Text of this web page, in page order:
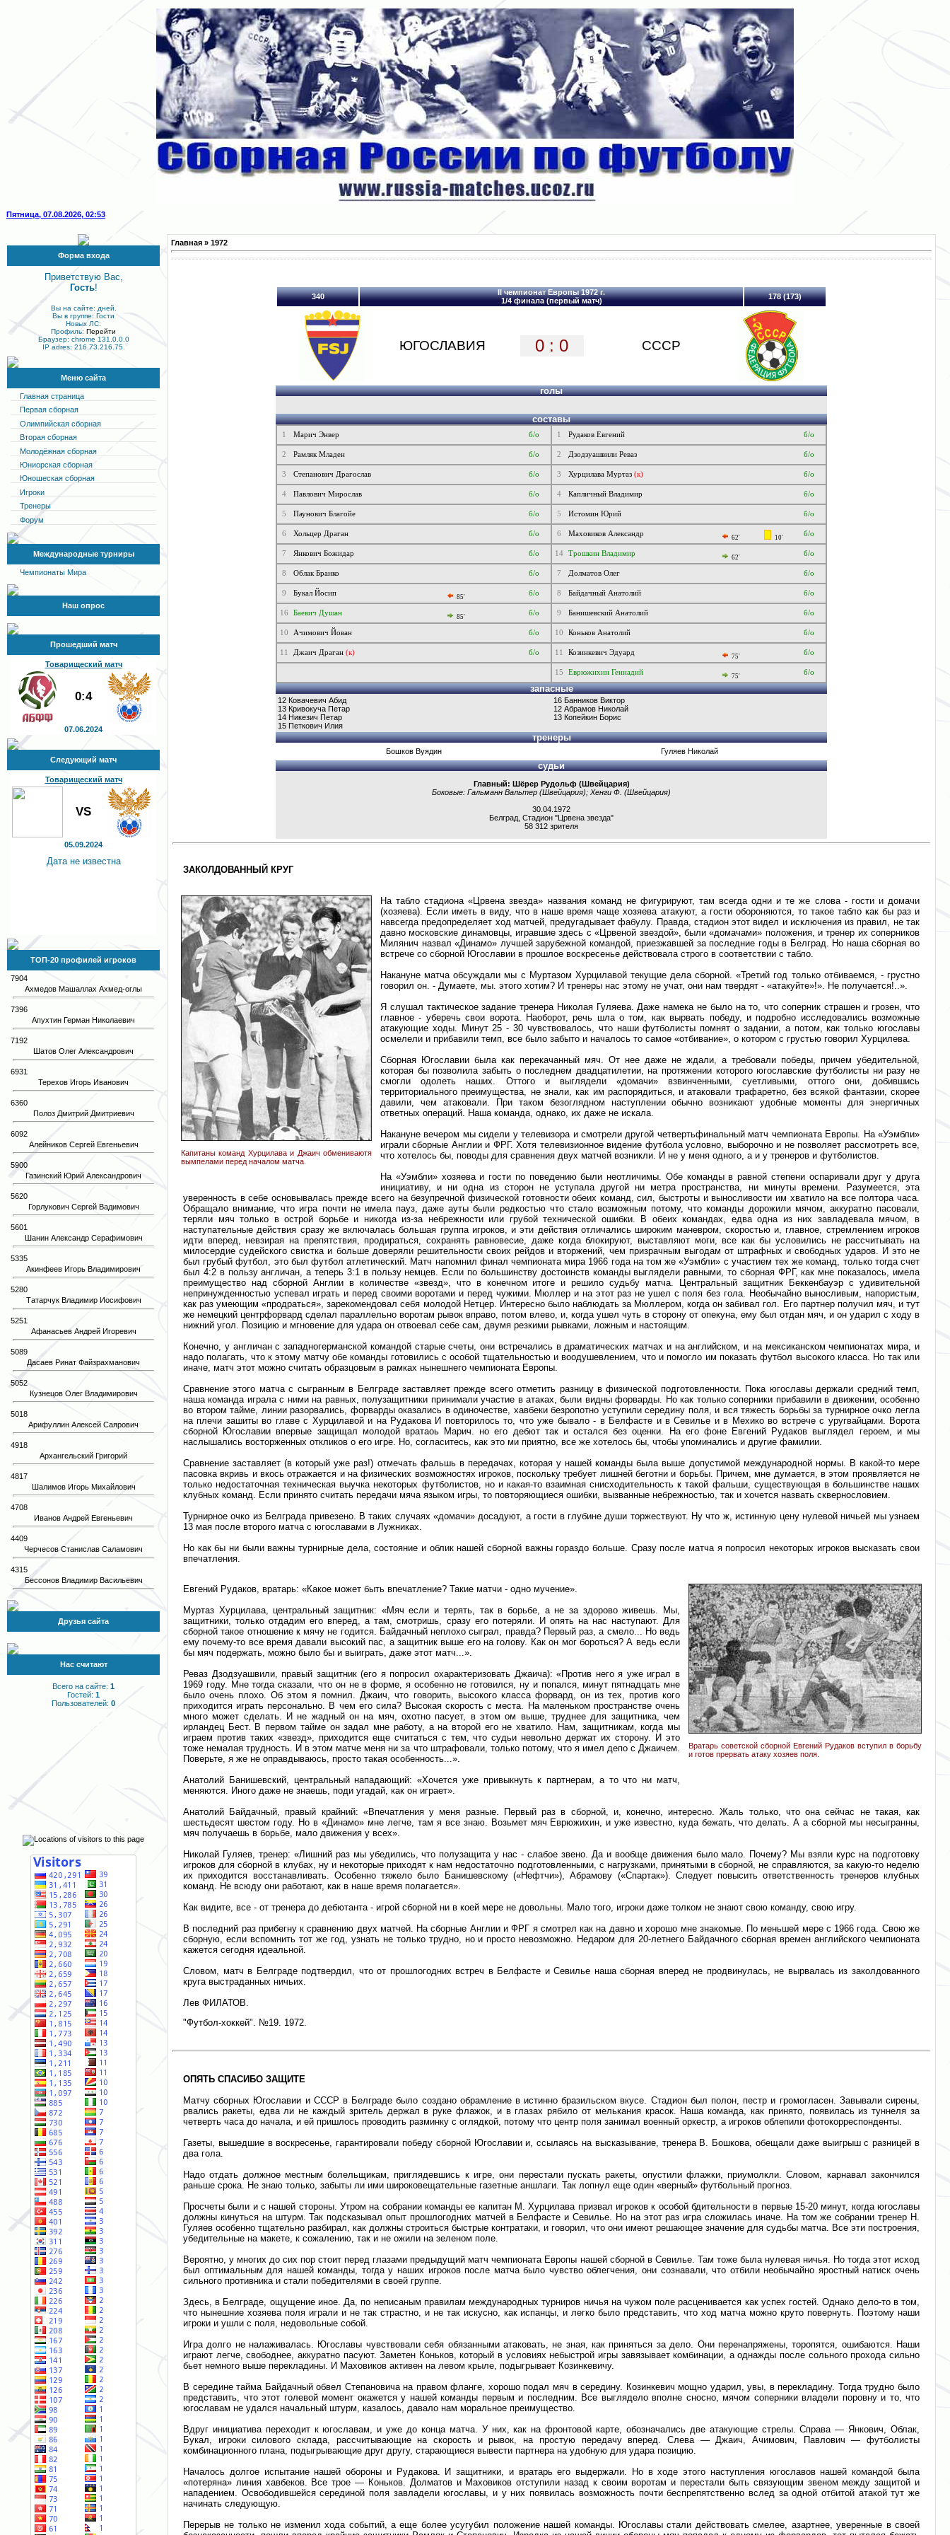
Пятница, 07.08.2026, 02:53
Форма входа
Приветствую Вас,
Гость!
Вы на сайте: дней.
Вы в группе: Гости
Новых ЛС:
Профиль: Перейти
Браузер: chrome 131.0.0.0
IP adres: 216.73.216.75.
Меню сайта
Главная страница
Первая сборная
Олимпийская сборная
Вторая сборная
Молодёжная сборная
Юниорская сборная
Юношеская сборная
Игроки
Тренеры
Форум
Международные турниры
Чемпионаты Мира
Наш опрос
Прошедший матч
Товарищеский матч
0:4
07.06.2024
Следующий матч
Товарищеский матч
VS
05.09.2024
Дата не известна
ТОП-20 профилей игроков
7904
Ахмедов Машаллах Ахмед-оглы
7396
Апухтин Герман Николаевич
7192
Шатов Олег Александрович
6931
Терехов Игорь Иванович
6360
Полоз Дмитрий Дмитриевич
6092
Алейников Сергей Евгеньевич
5900
Газинский Юрий Александрович
5620
Горлукович Сергей Вадимович
5601
Шанин Александр Серафимович
5335
Акинфеев Игорь Владимирович
5280
Татарчук Владимир Иосифович
5251
Афанасьев Андрей Игоревич
5089
Дасаев Ринат Файзрахманович
5052
Кузнецов Олег Владимирович
5018
Арифуллин Алексей Саярович
4918
Архангельский Григорий
4817
Шалимов Игорь Михайлович
4708
Иванов Андрей Евгеньевич
4409
Черчесов Станислав Саламович
4315
Бессонов Владимир Васильевич
Друзья сайта
Нас считают
Всего на сайте: 1
Гостей: 1
Пользователей: 0
Главная » 1972
340
II чемпионат Европы 1972 г.
1/4 финала (первый матч)
178 (173)
ЮГОСЛАВИЯ 0 : 0 СССР
голы
составы
1 Марич Энвер б/о
2 Рамляк Младен б/о
3 Степанович Драгослав б/о
4 Павлович Мирослав б/о
5 Паунович Благойе б/о
6 Хольцер Драган б/о
7 Янкович Божидар б/о
8 Облак Бранко б/о
9 Букал Йосип 85' б/о
16 Баевич Душан 85' б/о
10 Ачимович Йован б/о
11 Джаич Драган (к) б/о
1 Рудаков Евгений б/о
2 Дзодзуашвили Реваз б/о
3 Хурцилава Муртаз (к) б/о
4 Капличный Владимир б/о
5 Истомин Юрий б/о
6 Маховиков Александр 62' 10' б/о
14 Трошкин Владимир 62' б/о
7 Долматов Олег б/о
8 Байдачный Анатолий б/о
9 Банишевский Анатолий б/о
10 Коньков Анатолий б/о
11 Козинкевич Эдуард 75' б/о
15 Еврюжихин Геннадий 75' б/о
запасные
12 Ковачевич Абид
13 Кривокуча Петар
14 Никезич Петар
15 Петкович Илия
16 Банников Виктор
12 Абрамов Николай
13 Копейкин Борис
тренеры
Бошков Вуядин Гуляев Николай
судьи
Главный: Шёрер Рудольф(Швейцария)
Боковые: Гальманн Вальтер (Швейцария); Хенги Ф. (Швейцария)
30.04.1972
Белград Стадион "Црвена звезда"
58 312 зрителя
ЗАКОЛДОВАННЫЙ КРУГ
Капитаны команд Хурцилава и Джаич обмениваютя
вымпелами перед началом матча.
На табло стадиона «Црвена звезда» названия команд не фигурируют, там всегда одни и те же слова - гости и домачи
(хозяева). Если иметь в виду, что в наше время чаще хозяева атакуют, а гости обороняются, то такое табло как бы раз и
навсегда предопределяет ход матчей, предугадывает фабулу. Правда, стадион этот видел и исключения из правил, не так
давно московские динамовцы, игравшие здесь с «Црвеной звездой», были «домачами» положения, и тренер их соперников
Милянич назвал «Динамо» лучшей зарубежной командой, приезжавшей за последние годы в Белград. Но наша сборная во
встрече со сборной Югославии в прошлое воскресенье действовала строго в соответствии с табло.
Накануне матча обсуждали мы с Муртазом Хурцилавой текущие дела сборной. «Третий год только отбиваемся, - грустно
говорил он. - Думаете, мы. этого хотим? И тренеры нас этому не учат, они нам твердят - «атакуйте»!». Не получается!..».
Я слушал тактическое задание тренера Николая Гуляева. Даже намека не было на то, что соперник страшен и грозен, что
главное - уберечь свои ворота. Наоборот, речь шла о том, как вырвать победу, и подробно исследовались возможные
атакующие ходы. Минут 25 - 30 чувствовалось, что наши футболисты помнят о задании, а потом, как только югославы
осмелели и прибавили темп, все было забыто и началось то самое «отбивание», о котором с грустью говорил Хурцилева.
Сборная Югославии была как перекачанный мяч. От нее даже не ждали, а требовали победы, причем убедительной,
которая бы позволила забыть о последнем двадцатилетии, на протяжении которого югославские футболисты ни разу не
смогли одолеть наших. Оттого и выглядели «домачи» взвинченными, суетливыми, оттого они, добившись
территориального преимущества, не знали, как им распорядиться, и атаковали трафаретно, без всякой фантазии, скорее
давили, чем атаковали. При таком безоглядном наступлении обычно возникают удобные моменты для энергичных
ответных операций. Наша команда, однако, их даже не искала.
Накануне вечером мы сидели у телевизора и смотрели другой четвертьфинальный матч чемпионата Европы. На «Уэмбли»
играли сборные Англии и ФРГ. Хотя телевизионное видение футбола условно, выборочно и не позволяет рассмотреть все,
что хотелось бы, поводы для сравнения двух матчей возникли. И не у меня одного, а и у тренеров и футболистов.
На «Уэмбли» хозяева и гости по поведению были неотличимы. Обе команды в равной степени оспаривали друг у друга
инициативу, и ни одна из сторон не уступала другой ни метра пространства, ни минуты времени. Разумеется, эта
уверенность в себе основывалась прежде всего на безупречной физической готовности обеих команд, сил, быстроты и выносливости им хватило на все полтора часа.
Обращало внимание, что игра почти не имела пауз, даже ауты были редкостью что стало возможным потому, что команды дорожили мячом, аккуратно пасовали,
теряли мяч только в острой борьбе и никогда из-за небрежности или грубой технической ошибки. В обеих командах, едва одна из них завладевала мячом, в
наступательные действия сразу же включалась большая группа игроков, и эти действия отличались широким маневром, скоростью и, главное, стремлением игроков
идти вперед, невзирая на препятствия, продираться, сохранять равновесие, даже когда блокируют, выставляют моги, все как бы условились не рассчитывать на
милосердие судейского свистка и больше доверяли решительности своих рейдов и вторжений, чем призрачным выгодам от штрафных и свободных ударов. И это не
был грубый футбол, это был футбол атлетический. Матч напомнил финал чемпионата мира 1966 года на том же «Уэмбли» с участием тех же команд, только тогда счет
был 4:2 в пользу англичан, а теперь 3:1 в пользу немцев. Если по большинству достоинств команды выглядели равными, то сборная ФРГ, как мне показалось, имела
преимущество над сборной Англии в количестве «звезд», что в конечном итоге и решило судьбу матча. Центральный защитник Беккенбауэр с удивительной
непринужденностью успевал играть и перед своими воротами и перед чужими. Мюллер и на этот раз не ушел с поля без гола. Необычайно выносливым, напористым,
как раз умеющим «продраться», зарекомендовал себя молодой Нетцер. Интересно было наблюдать за Мюллером, когда он забивал гол. Его партнер получил мяч, и тут
же немецкий центрфорвард сделал параллельно воротам рывок вправо, потом влево, и, когда ушел чуть в сторону от опекуна, ему был отдан мяч, и он ударил с ходу в
нижний угол. Позицию и мгновение для удара он отвоевал себе сам, двумя резкими рывками, ложным и настоящим.
Конечно, у англичан с западногерманской командой старые счеты, они встречались в драматических матчах и на английском, и на мексиканском чемпионатах мира, и
надо полагать, что к этому матчу обе команды готовились с особой тщательностью и воодушевлением, что и помогло им показать футбол высокого класса. Но так или
иначе, матч этот можно считать образцовым в рамках нынешнего чемпионата Европы.
Сравнение этого матча с сыгранным в Белграде заставляет прежде всего отметить разницу в физической подготовленности. Пока югославы держали средний темп,
наша команда играла с ними на равных, полузащитники принимали участие в атаках, были видны форварды. Но как только соперники прибавили в движении, особенно
во втором тайме, линии разорвались, форварды оказались в одиночестве, хавбеки безропотно уступили середину поля, и вся тяжесть борьбы за турнирное очко легла
на плечи зашиты во главе с Хурцилавой и на Рудакова И повторилось то, что уже бывало - в Белфасте и в Севилье и в Мехико во встрече с уругвайцами. Ворота
сборной Югославии впервые защищал молодой вратаоь Марич. но его дебют так и остался без оценки. На его фоне Евгений Рудаков выглядел героем, и мы
наслышались восторженных откликов о его игре. Но, согласитесь, как это ми приятно, все же хотелось бы, чтобы упоминались и другие фамилии.
Сравнение заставляет (в который уже раз!) отмечать фальшь в передачах, которая у нашей команды была выше допустимой международной нормы. В какой-то мере
пасовка вкривь и вкось отражается и на физических возможностях игроков, поскольку требует лишней беготни и борьбы. Причем, мне думается, в этом проявляется не
только недостаточная техническая выучка некоторых футболистов, но и какая-то взаимная снисходительность к такой фальши, существующая в большинстве наших
клубных команд. Если принято считать передачи мяча языком игры, то повторяющиеся ошибки, вызванные небрежностью, так и хочется назвать сквернословием.
Турнирное очко из Белграда привезено. В таких случаях «домачи» досадуют, а гости в глубине души торжествуют. Ну что ж, истинную цену нулевой ничьей мы узнаем
13 мая после второго матча с югославами в Лужниках.
Но как бы ни были важны турнирные дела, состояние и облик нашей сборной важны гораздо больше. Сразу после матча я попросил некоторых игроков высказать свои
впечатления.
Вратарь советской сборной Евгений Рудаков вступил в борьбу
и готов прервать атаку хозяев поля.
Евгений Рудаков, вратарь: «Какое может быть впечатление? Такие матчи - одно мучение».
Муртаз Хурцилава, центральный защитник: «Мяч если и терять, так в борьбе, а не за здорово живешь. Мы,
защитники, только отдадим его вперед, а там, смотришь, сразу его потеряли. И опять на нас наступают. Для
сборной такое отношение к мячу не годится. Байдачный неплохо сыграл, правда? Первый раз, а смело... Но ведь
ему почему-то все время давали высокий пас, а защитник выше его на голову. Как он мог бороться? А ведь если
бы мяч подержать, можно было бы и выиграть, даже этот матч...».
Реваз Дзодзуашвили, правый защитник (его я попросил охарактеризовать Джаича): «Против него я уже играл в
1969 году. Мне тогда сказали, что он не в форме, я особенно не готовился, ну и попался, минут пятнадцать мне
было очень плохо. Об этом я помнил. Джаич, что говорить, высокого класса форвард, он из тех, против кого
приходится играть персонально. В чем его сила? Высокая скорость с места. На маленьком пространстве очень
много может сделать. И не жадный он на мяч, охотно пасует, в этом ом выше, труднее для защитника, чем
ирландец Бест. В первом тайме он задал мне работу, а на второй его не хватило. Нам, защитникам, когда мы
играем против таких «звезд», приходится еще считаться с тем, что судьи невольно держат их сторону. И это
тоже немалая трудность. И в этом матче меня ни за что штрафовали, только потому, что я имел депо с Джаичем.
Поверьте, я же не оправдываюсь, просто такая особенность...».
Анатолий Банишевский, центральный нападающий: «Хочется уже привыкнуть к партнерам, а то что ни матч,
меняются. Иного даже не знаешь, поди угадай, как он играет».
Анатолий Байдачный, правый крайний: «Впечатления у меня разные. Первый раз в сборной, и, конечно, интересно. Жаль только, что она сейчас не такая, как
шестьдесят шестом году. Но в «Динамо» мне легче, там я все знаю. Возьмет мяч Еврюжихин, и уже известно, куда бежать, что делать. А а сборной мы несыгранны,
мяч получаешь в борьбе, мало движения у всех».
Николай Гуляев, тренер: «Лишний раз мы убедились, что полузащита у нас - слабое звено. Да и вообще движения было мало. Почему? Мы взяли курс на подготовку
игроков для сборной в клубах, ну и некоторые приходят к нам недостаточно подготовленными, с нагрузками, принятыми в сборной, не справляются, за какую-то неделю
их приходится восстанавливать. Особенно тяжело было Банишевскому («Нефтчи»), Абрамову («Спартак»). Следует повысить ответственность тренеров клубных
команд. Не всюду они работают, как в наше время полагается».
Как видите, все - от тренера до дебютанта - игрой сборной ни в коей мере не довольны. Мало того, игроки даже толком не знают свою команду, свою игру.
В последний раз прибегну к сравнению двух матчей. На сборные Англии и ФРГ я смотрел как на давно и хорошо мне знакомые. По меньшей мере с 1966 года. Свою же
сборную, если вспомнить тот же год, узнать не только трудно, но и просто невозможно. Недаром для 20-летнего Байдачного сборная времен английского чемпионата
кажется сегодня идеальной.
Словом, матч в Белграде подтвердил, что от прошлогодних встреч в Белфасте и Севилье наша сборная вперед не продвинулась, не вырвалась из заколдованного
круга выстраданных ничьих.
Лев ФИЛАТОВ.
"Футбол-хоккей". №19. 1972.
ОПЯТЬ СПАСИБО ЗАЩИТЕ
Матчу сборных Югославии и СССР в Белграде было создано обрамление в истинно бразильском вкусе. Стадион был полон, пестр и громогласен. Завывали сирены,
рвались ракеты, едва ли не каждый зритель держал в руке флажок, и в глазах рябило от мелькания красок. Наша команда, как принято, появилась из туннеля за
четверть часа до начала, и ей пришлось проводить разминку с оглядкой, потому что центр поля занимал военный оркестр, а игроков облепили фотокорреспонденты.
Газеты, вышедшие в воскресенье, гарантировали победу сборной Югославии и, ссылаясь на высказывание, тренера В. Бошкова, обещали даже выигрыш с разницей в
два гола.
Надо отдать должное местным болельщикам, приглядевшись к игре, они перестали пускать ракеты, опустили флажки, приумолкли. Словом, карнавал закончился
раньше срока. Не знаю только, забыты ли ими широковещательные газетные аншлаги. Так лопнул еще один «верный» футбольный прогноз.
Просчеты были и с нашей стороны. Утром на собрании команды ее капитан М. Хурцилава призвал игроков к особой бдительности в первые 15-20 минут, когда югославы
должны кинуться на штурм. Так подсказывал опыт прошлогодних матчей в Белфасте и Севилье. Но на этот раз игра сложилась иначе. На том же собрании тренер Н.
Гуляев особенно тщательно разбирал, как должны строиться быстрые контратаки, и говорил, что они имеют решающее значение для судьбы матча. Все эти построения,
убедительные на макете, к сожалению, так и не ожили на зеленом поле.
Вероятно, у многих до сих пор стоит перед глазами предыдущий матч чемпионата Европы нашей сборной в Севилье. Там тоже была нулевая ничья. Но тогда этот исход
был оптимальным для нашей команды, тогда у наших игроков после матча было чувство облегчения, они сознавали, что отбили необычайно яростный натиск очень
сильного противника и стали победителями в своей группе.
Здесь, в Белграде, ощущение иное. Да, по неписаным правилам международных турниров ничья на чужом поле расценивается как успех гостей. Однако дело-то в том,
что нынешние хозяева поля играли и не так страстно, и не так искусно, как испанцы, и легко было представить, что ход матча можно круто повернуть. Поэтому наши
игроки и ушли с поля, недовольные собой.
Игра долго не налаживалась. Югославы чувствовали себя обязанными атаковать, не зная, как приняться за дело. Они перенапряжены, торопятся, ошибаются. Наши
играют легче, свободнее, аккуратно пасуют. Заметен Коньков, который в условиях небыстрой игры завязывает комбинации, а однажды после сольного прохода сильно
бьет немного выше перекладины. И Маховиков активен на левом крыле, подыгрывает Козинкевичу.
В середине тайма Байдачный обвел Степановича на правом фланге, хорошо подал мяч в середину. Козинкевич мощно ударил, увы, в перекладину. Тогда трудно было
представить, что этот голевой момент окажется у нашей команды первым и последним. Все выглядело вполне сносно, мячом соперники владели поровну и то, что
югославам не удался начальный штурм, казалось, давало нам моральное преимущество.
Вдруг инициатива переходит к югославам, и уже до конца матча. У них, как на фронтовой карте, обозначались две атакующие стрелы. Справа — Янкович, Облак,
Букал, игроки силового склада, рассчитывающие на скорость и рывок, на простую передачу вперед. Слева — Джаич, Ачимович, Павлович — футболисты
комбинационного плана, подыгрывающие друг другу, старающиеся вывести партнера на удобную для удара позицию.
Началось долгое испытание нашей обороны и Рудакова. И защитники, и вратарь его выдержали. Но в ходе этого наступления югославов нашей командой была
«потеряна» линия хавбеков. Все трое — Коньков. Долматов и Маховиков отступили назад к своим воротам и перестали быть связующим звеном между защитой и
нападением. Освободившейся серединой поля завладели югославы, и у них появилась возможность почти беспрепятственно вслед за одной отбитой атакой тут же
начинать следующую.
Перерыв не только не изменил хода событий, а еще более усугубил положение нашей команды. Югославы стали действовать смелее, азартнее, уверенные в своей